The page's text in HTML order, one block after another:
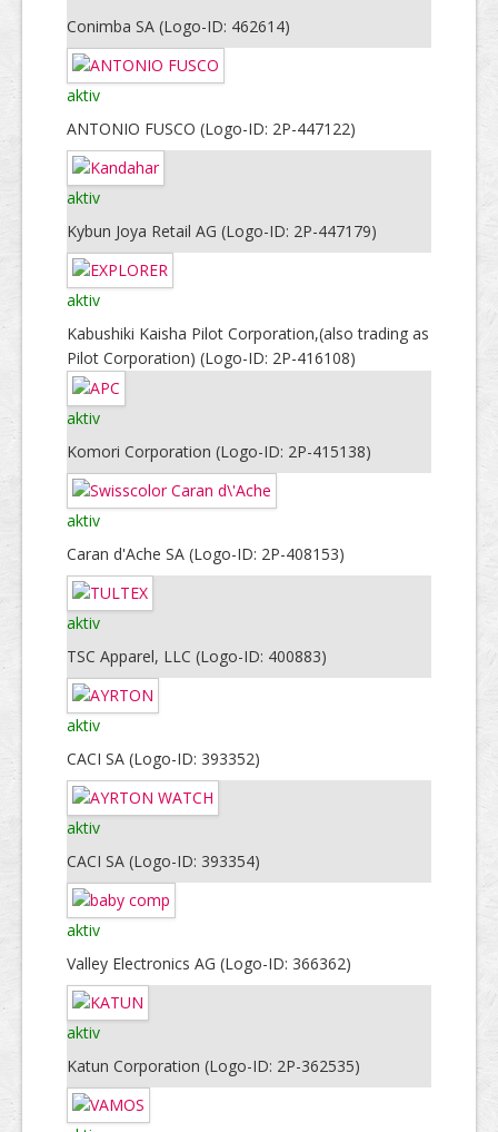
Conimba SA (Logo-ID: 462614)
aktiv
ANTONIO FUSCO (Logo-ID: 2P-447122)
aktiv
Kybun Joya Retail AG (Logo-ID: 2P-447179)
aktiv
Kabushiki Kaisha Pilot Corporation,(also trading as
Pilot Corporation) (Logo-ID: 2P-416108)
aktiv
Komori Corporation (Logo-ID: 2P-415138)
aktiv
Caran d'Ache SA (Logo-ID: 2P-408153)
aktiv
TSC Apparel, LLC (Logo-ID: 400883)
aktiv
CACI SA (Logo-ID: 393352)
aktiv
CACI SA (Logo-ID: 393354)
aktiv
Valley Electronics AG (Logo-ID: 366362)
aktiv
Katun Corporation (Logo-ID: 2P-362535)